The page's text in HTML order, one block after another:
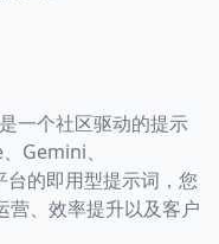
一个社区驱动的提示
Gemini、
的即用型提示词，您
营、效率提升以及客户